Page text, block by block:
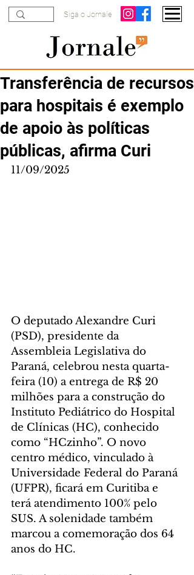
Siga o Jornale
Transferência de recursos
para hospitais é exemplo
de apoio às políticas
públicas, afirma Curi
11/09/2025
O deputado Alexandre Curi
(PSD), presidente da
Assembleia Legislativa do
Paraná, celebrou nesta quarta-
feira (10) a entrega de R$ 20
milhões para a construção do
Instituto Pediátrico do Hospital
de Clínicas (HC), conhecido
como “HCzinho”. O novo
centro médico, vinculado à
Universidade Federal do Paraná
(UFPR), ficará em Curitiba e
terá atendimento 100% pelo
SUS. A solenidade também
marcou a comemoração dos 64
anos do HC.